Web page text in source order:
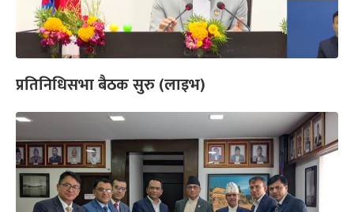
प्रतिनिधिसभा बैठक सुरु (लाइभ)